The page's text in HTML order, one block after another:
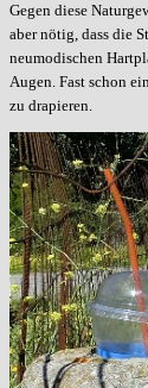
Gegen diese
aber nötig, dass die
neumodischen
Augen. Fast schon
zu drapieren.